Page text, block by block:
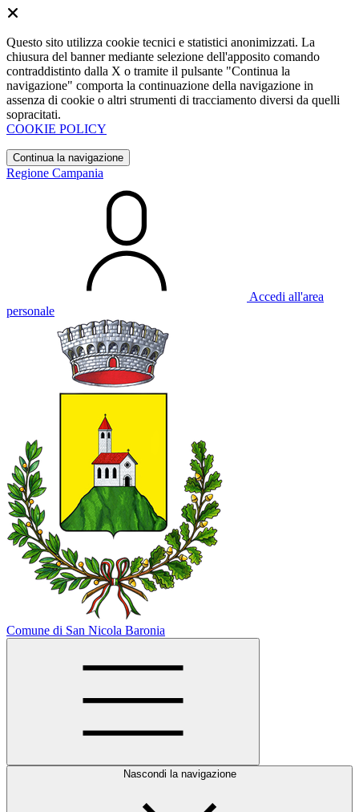
Questo sito utilizza cookie tecnici e statistici anonimizzati. La
chiusura del banner mediante selezione dell'apposito comando
contraddistinto dalla X o tramite il pulsante "Continua la
navigazione" comporta la continuazione della navigazione in
assenza di cookie o altri strumenti di tracciamento diversi da quelli
sopracitati.
COOKIE POLICY
Continua la navigazione
Regione Campania
Accedi all'area
personale
Comune di San Nicola Baronia
Nascondi la navigazione